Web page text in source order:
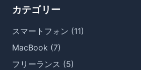
カテゴリー
スマートフォン (11)
MacBook (7)
フリーランス (5)